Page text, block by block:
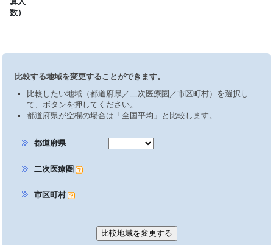
数）
比較する地域を変更することができます。
比較したい地域（都道府県／二次医療圏／市区町村）を選択し
て、ボタンを押してください。
都道府県が空欄の場合は「全国平均」と比較します。
都道府県
二次医療圏
市区町村